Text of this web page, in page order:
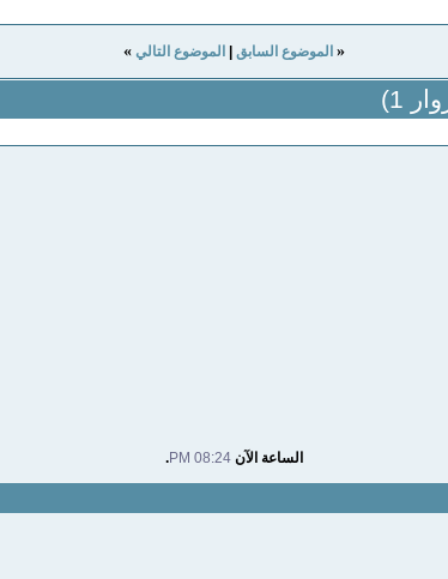
« الموضوع السابق الموضوع التالي »
الساعة الآن08:24 PM
.